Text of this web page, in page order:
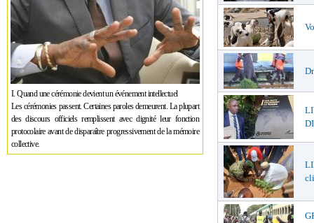
I. Quand une cérémonie devient un événement intellectuel
Les cérémonies passent. Certaines paroles demeurent. La plupart
des discours officiels remplissent avec dignité leur fonction
protocolaire avant de disparaître progressivement de la mémoire
collective.